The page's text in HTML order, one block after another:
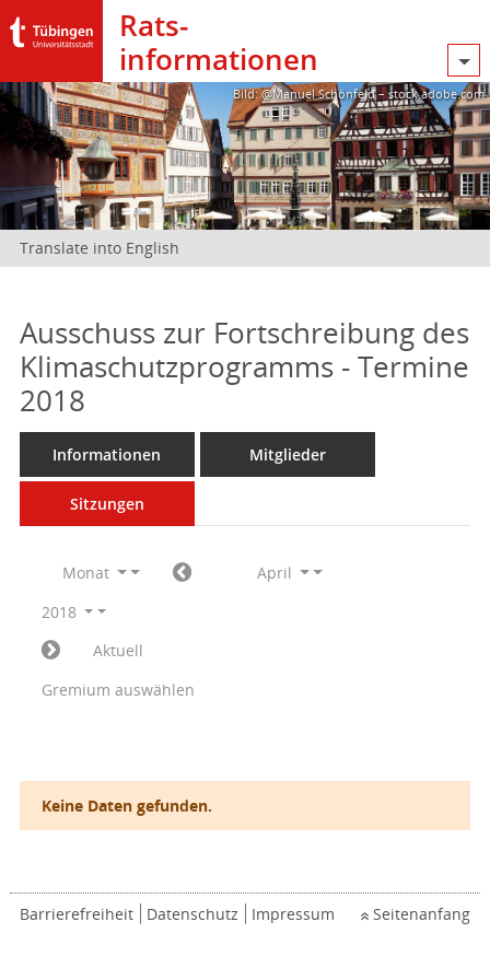
Rats­
informationen
Bild: @Manuel Schönfeld – stock.adobe.com
Translate into English
Ausschuss zur Fortschreibung des
Klimaschutzprogramms - Termine
2018
Informationen Mitglieder
Sitzungen
Monat
April
2018
Aktuell
Gremium auswählen
Keine Daten gefunden.
Barrierefreiheit Datenschutz Impressum Seitenanfang